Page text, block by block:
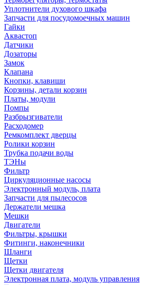
Уплотнители духового шкафа
Запчасти для посудомоечных машин
Гайки
Аквастоп
Датчики
Дозаторы
Замок
Клапана
Кнопки, клавиши
Корзины, детали корзин
Платы, модули
Помпы
Разбрызгиватели
Расходомер
Ремкомплект дверцы
Ролики корзин
Трубка подачи воды
ТЭНы
Фильтр
Циркуляционные насосы
Электронный модуль, плата
Запчасти для пылесосов
Держатели мешка
Мешки
Двигатели
Фильтры, крышки
Фитинги, наконечники
Шланги
Щетки
Щетки двигателя
Электронная плата, модуль управления